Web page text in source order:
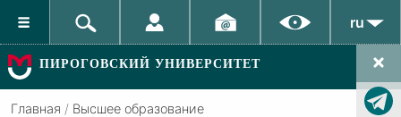
ru
ПИРОГОВСКИЙ УНИВЕРСИТЕТ
Главная / Высшее образование